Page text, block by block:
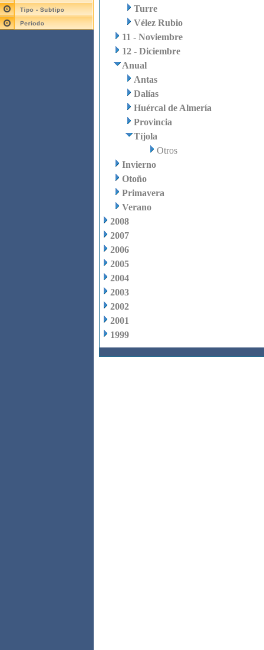
Turre
Vélez Rubio
11 - Noviembre
12 - Diciembre
Anual
Antas
Dalías
Huércal de Almería
Provincia
Tíjola
Otros
Invierno
Otoño
Primavera
Verano
2008
2007
2006
2005
2004
2003
2002
2001
1999